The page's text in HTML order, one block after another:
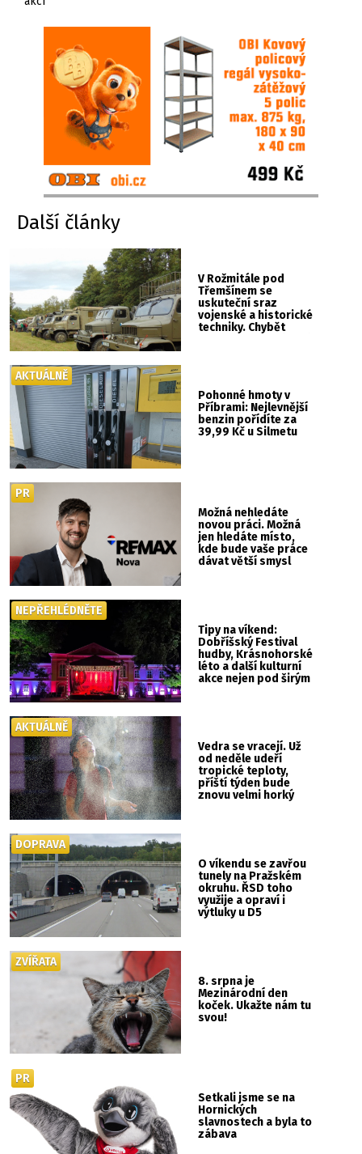
Další články
V Rožmitále pod
Třemšínem se
uskuteční sraz
vojenské a historické
techniky. Chybět
Pohonné hmoty v
Příbrami: Nejlevnější
benzin pořídíte za
39,99 Kč u Silmetu
AKTUÁLNĚ
Možná nehledáte
novou práci. Možná
jen hledáte místo,
kde bude vaše práce
dávat větší smysl
PR
Tipy na víkend:
Dobříšský Festival
hudby, Krásnohorské
léto a další kulturní
akce nejen pod širým
NEPŘEHLÉDNĚTE
Vedra se vracejí. Už
od neděle udeří
tropické teploty,
příští týden bude
znovu velmi horký
AKTUÁLNĚ
O víkendu se zavřou
tunely na Pražském
okruhu. ŘSD toho
využije a opraví i
výtluky u D5
DOPRAVA
8. srpna je
Mezinárodní den
koček. Ukažte nám tu
svou!
ZVÍŘATA
Setkali jsme se na
Hornických
slavnostech a byla to
zábava
PR